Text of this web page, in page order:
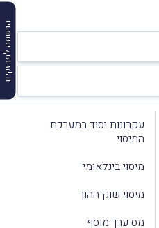
הרשמה למבזקים
עקרונות יסוד במערכת
המיסוי
מיסוי בינלאומי
מיסוי שוק ההון
מס ערך מוסף